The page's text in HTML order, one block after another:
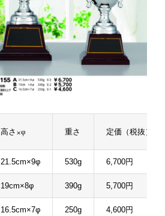
高さ×φ 重さ 定価（税抜）
21.5cm×9φ 530g 6,700円
19cm×8φ 390g 5,700円
16.5cm×7φ 250g 4,600円